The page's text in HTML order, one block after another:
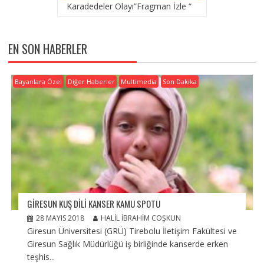
Karadedeler Olayı”Fragman İzle “
EN SON HABERLER
Bayanlara Özel Diğer Haberler Multimedia Son Dakika
GİRESUN KUŞ DİLİ KANSER KAMU SPOTU
28 MAYIS 2018 HALIL İBRAHIM COŞKUN
Giresun Üniversitesi (GRÜ) Tirebolu İletişim Fakültesi ve
Giresun Sağlık Müdürlüğü iş birliğinde kanserde erken
teşhis...